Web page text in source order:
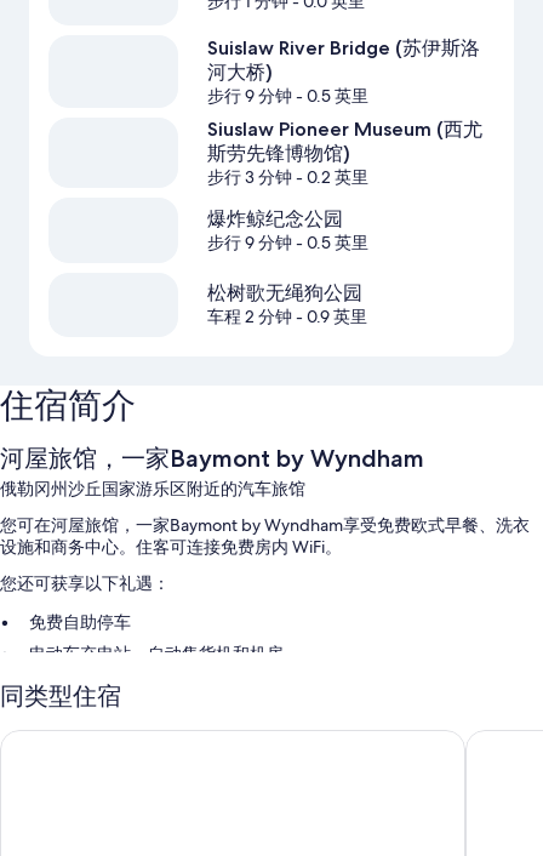
Suislaw River Bridge (苏伊斯洛
河大桥)
步行 9 分钟- 0.5 英里
Siuslaw Pioneer Museum (西尤
斯劳先锋博物馆)
步行 3 分钟- 0.2 英里
爆炸鲸纪念公园
步行 9 分钟- 0.5 英里
松树歌无绳狗公园
车程 2 分钟- 0.9 英里
住宿简介
河屋旅馆，一家Baymont by Wyndham
俄勒冈州沙丘国家游乐区附近的汽车旅馆
您可在河屋旅馆，一家Baymont by Wyndham享受免费欧式早餐、洗衣
设施和商务中心。住客可连接免费房内 WiFi。
您还可获享以下礼遇：
免费自助停车
电动车充电站、自动售货机和机房
大堂咖啡/茶、24 小时前台服务和无烟场所
同类型住宿
漂流木海岸度假村及会议中心 Super 8